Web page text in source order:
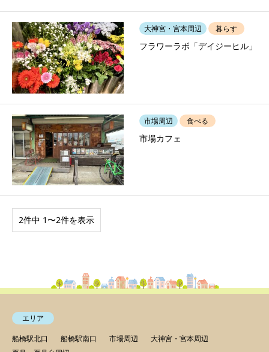
大神宮・宮本周辺 暮らす
フラワーラボ「デイジーヒル」
市場周辺 食べる
市場カフェ
2件中 1〜2件を表示
エリア
船橋駅北口
船橋駅南口 市場周辺
大神宮・宮本周辺